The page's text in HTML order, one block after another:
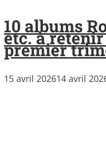
10 albums
etc. à
premier
15 avril 202614 avril